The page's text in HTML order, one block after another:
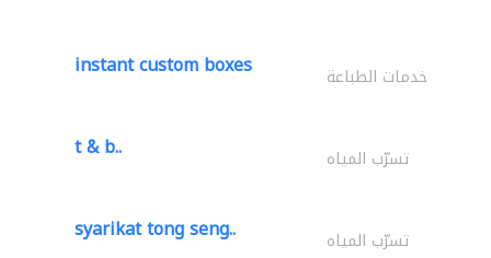
instant custom boxes خدمات الطباعة
t & b.. تسرّب المياه
syarikat tong seng.. تسرّب المياه